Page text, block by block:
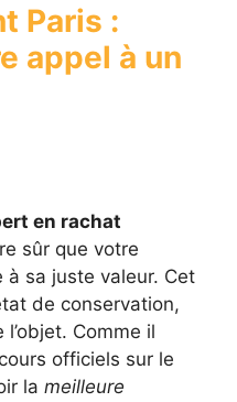
Paris :
appel à un
en rachat
sûr que votre
à sa juste valeur. Cet
de conservation,
Comme il
officiels sur le
la meilleure